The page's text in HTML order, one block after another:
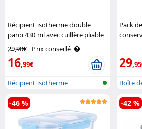
Récipient isotherme double
paroi 430 ml avec cuillère pliable
29,90€ Prix conseillé
16,99€
Récipient isotherme
Pack
29
Boîte
-46 % -42 %